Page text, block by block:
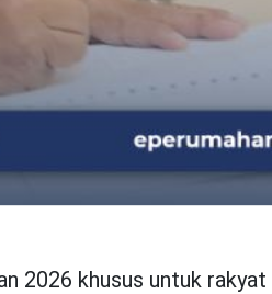
2026 khusus untuk